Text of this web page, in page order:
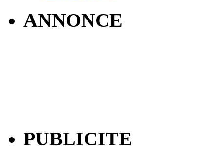
ANNONCE
PUBLICITE